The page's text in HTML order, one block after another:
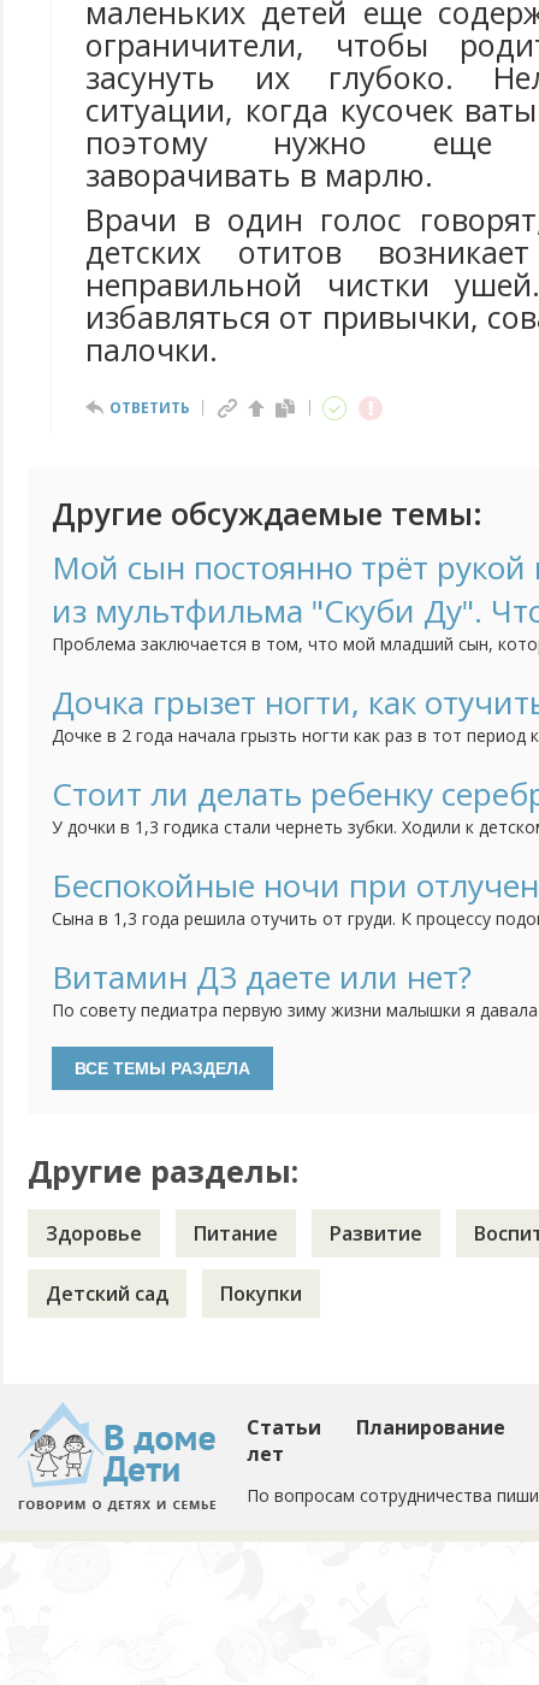
маленьких детей еще
ограничители, чтобы
засунуть их глубоко.
ситуации, когда кусочек
поэтому нужно еще
заворачивать в марлю.
Врачи в один голос
детских отитов
неправильной чистки
избавляться от привычки,
палочки.
ОТВЕТИТЬ
Другие обсуждаемые темы:
Мой сын постоянно трёт рукой
из мультфильма "Скуби Ду".
Проблема заключается в том, что мой младший сын,
как он начал посещать детский сад. Психолог говорит,
но мне страшно за своё чадо. Может быть у кого-нибудь
Дочка грызет ногти, как
Дочке в 2 года начала грызть ногти как раз в тот период
как вариант думаю может появление брата так
привычка грызть ногти. Сейчас дочке 3 года, а привычка
Стоит ли делать ребенку
У дочки в 1,3 годика стали чернеть зубки. Ходили к
сделать серебрение. Зубки мы чистим, но результат
теперь не знаю стоить ли делать процедуру серебрения
Беспокойные ночи при
Сына в 1,3 года решила отучить от груди. К процессу
несколько часов оставляя его одного, потом на полдня.
дневные кормления уменьшились до "вокруг сна", ночью
Витамин Д3 даете или нет?
По совету педиатра первую зиму жизни малышки я
давать витамин Д3. Особенностей развития нет,
делать, если ребенку уже 2 года и гуляем регулярно?
Другие разделы:
Здоровье Питание Развитие
Детский сад Покупки
Статьи
Планирование
лет
По вопросам сотрудничества